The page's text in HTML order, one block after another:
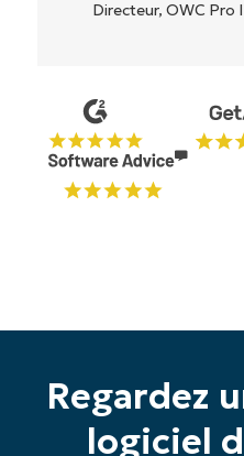
Regardez
logiciel